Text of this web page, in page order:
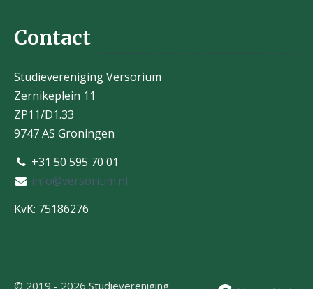
Contact
Studievereniging Versorium
Zernikeplein 11
ZP11/D1.33
9747 AS Groningen
+31 50 595 70 01
info@versorium.nl
KvK: 75186276
© 2019 - 2026 Studievereniging